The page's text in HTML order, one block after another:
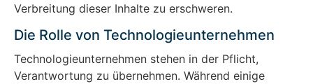
Verbreitung dieser Inhalte zu erschweren.
Die Rolle von Technologieunternehmen
Technologieunternehmen stehen in der Pflicht,
Verantwortung zu übernehmen. Während einige